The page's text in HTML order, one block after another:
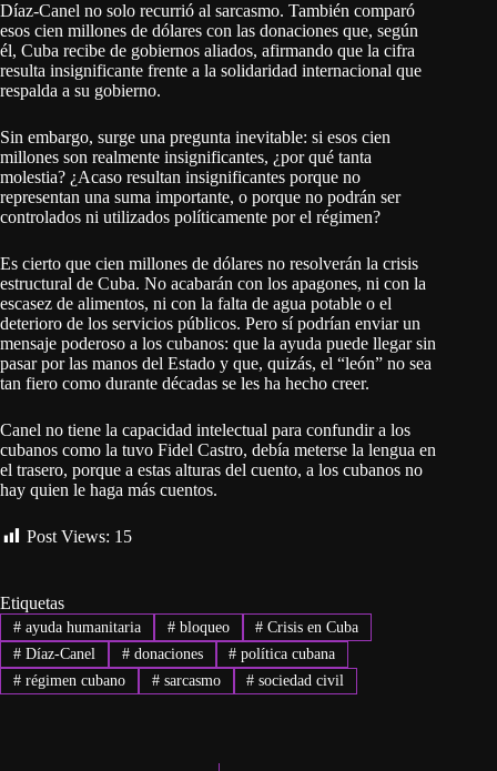
Díaz-Canel no solo recurrió al sarcasmo. También comparó
esos cien millones de dólares con las donaciones que, según
él, Cuba recibe de gobiernos aliados, afirmando que la cifra
resulta insignificante frente a la solidaridad internacional que
respalda a su gobierno.
Sin embargo, surge una pregunta inevitable: si esos cien
millones son realmente insignificantes, ¿por qué tanta
molestia? ¿Acaso resultan insignificantes porque no
representan una suma importante, o porque no podrán ser
controlados ni utilizados políticamente por el régimen?
Es cierto que cien millones de dólares no resolverán la crisis
estructural de Cuba. No acabarán con los apagones, ni con la
escasez de alimentos, ni con la falta de agua potable o el
deterioro de los servicios públicos. Pero sí podrían enviar un
mensaje poderoso a los cubanos: que la ayuda puede llegar sin
pasar por las manos del Estado y que, quizás, el “león” no sea
tan fiero como durante décadas se les ha hecho creer.
Canel no tiene la capacidad intelectual para confundir a los
cubanos como la tuvo Fidel Castro, debía meterse la lengua en
el trasero, porque a estas alturas del cuento, a los cubanos no
hay quien le haga más cuentos.
Post Views: 15
Etiquetas
#ayuda humanitaria #bloqueo # Crisis en Cuba
#Díaz-Canel #donaciones # política cubana
#régimen cubano #sarcasmo # sociedad civil